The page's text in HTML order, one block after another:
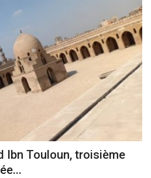
Ibn Touloun, troisième